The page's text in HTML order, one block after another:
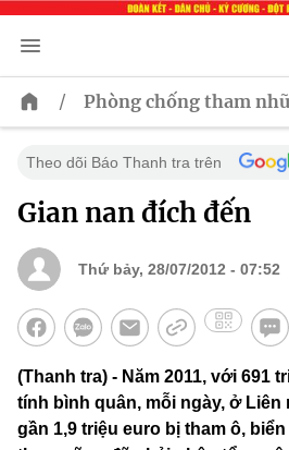
/ Phòng chống tham
Theo dõi Báo Thanh tra trên
Gian nan đích đến
Thứ bảy, 28/07/2012 - 07:52
(Thanh tra) - Năm 2011, với 691
tính bình quân, mỗi ngày, ở Liên
gần 1,9 triệu euro bị tham ô,